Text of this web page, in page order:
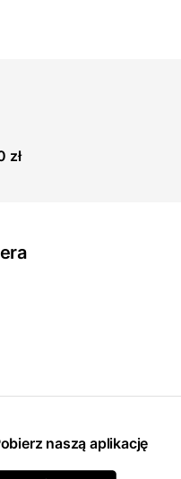
zł
naszą aplikację